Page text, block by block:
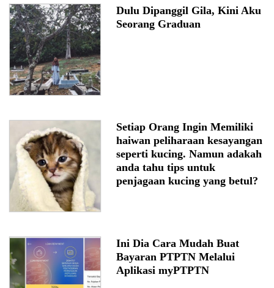
Dulu Dipanggil Gila, Kini Aku
Seorang Graduan
Setiap Orang Ingin Memiliki
haiwan peliharaan kesayangan
seperti kucing. Namun adakah
anda tahu tips untuk
penjagaan kucing yang betul?
Ini Dia Cara Mudah Buat
Bayaran PTPTN Melalui
Aplikasi myPTPTN